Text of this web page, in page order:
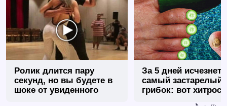
Ролик длится пару
секунд, но вы будете в
шоке от увиденного
За 5 дней исчезнет
самый застарелый
грибок: вот